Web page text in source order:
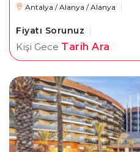
Antalya / Alanya / Alanya
Fiyatı Sorunuz
Kişi Gece Tarih Ara